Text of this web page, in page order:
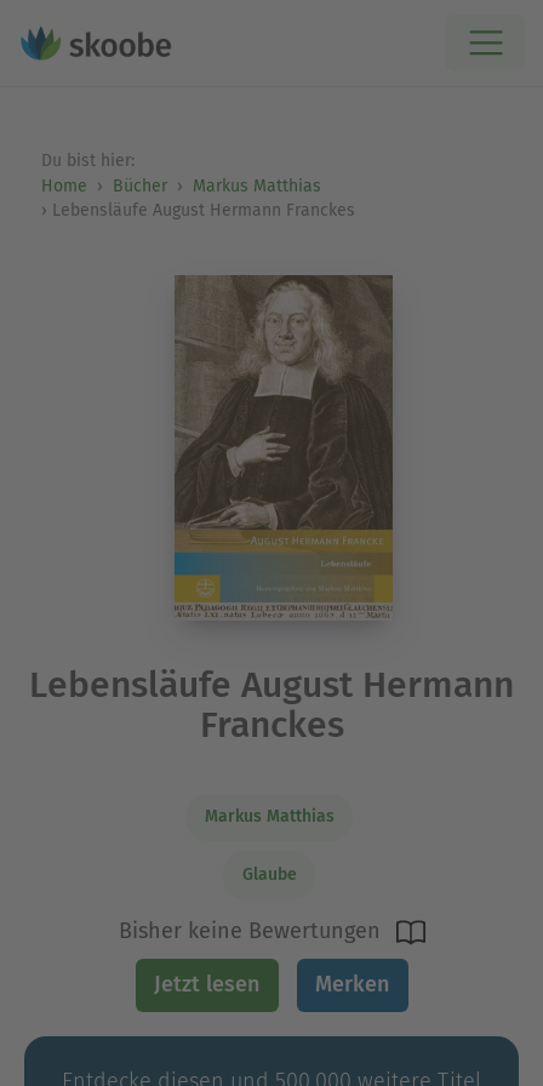
Du bist hier:
Home
Bücher
Markus Matthias
Lebensläufe August Hermann Franckes
Lebensläufe August Hermann
Franckes
Markus Matthias
Glaube
Bisher keine Bewertungen
Jetzt lesen Merken